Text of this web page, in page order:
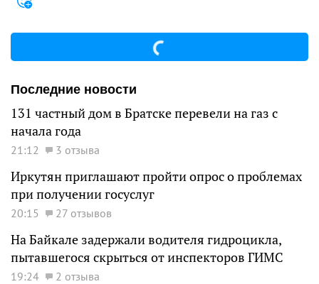
Последние новости
131 частный дом в Братске перевели на газ с
начала года
21:12 3 отзыва
Иркутян приглашают пройти опрос о проблемах
при получении госуслуг
20:15 27 отзывов
На Байкале задержали водителя гидроцикла,
пытавшегося скрыться от инспекторов ГИМС
19:24 2 отзыва